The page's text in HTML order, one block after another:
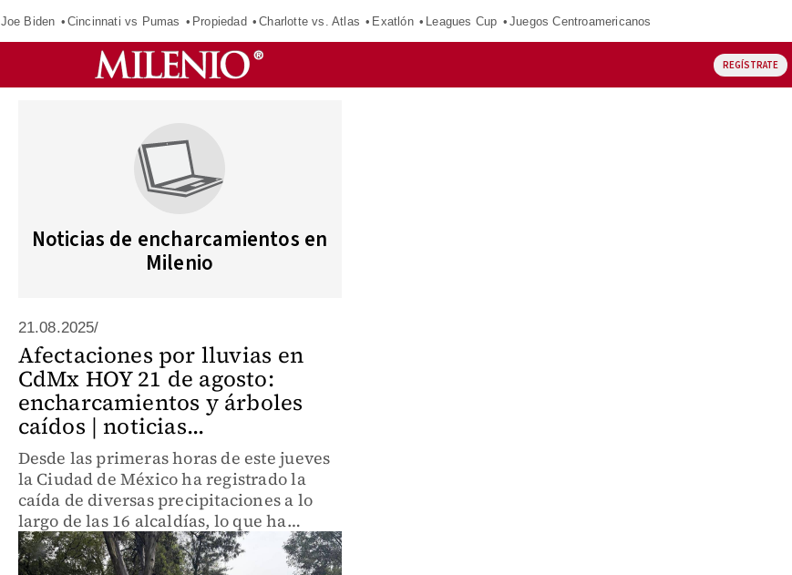
Joe Biden Cincinnati vs Pumas Propiedad Charlotte vs. Atlas Exatlón Leagues Cup Juegos Centroamericanos
REGÍSTRATE
Noticias de encharcamientos en
Milenio
21.08.2025/
Afectaciones por lluvias en
CdMx HOY 21 de agosto:
encharcamientos y árboles
caídos | noticias...
Desde las primeras horas de este jueves
la Ciudad de México ha registrado la
caída de diversas precipitaciones a lo
largo de las 16 alcaldías, lo que ha
provocado algunas emergencias en
vialidades.